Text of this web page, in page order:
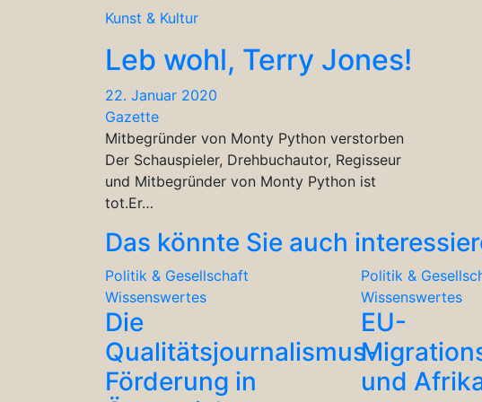
Kunst & Kultur
Leb wohl, Terry Jones!
22. Januar 2020
Gazette
Mitbegründer von Monty Python verstorben
Der Schauspieler, Drehbuchautor, Regisseur
und Mitbegründer von Monty Python ist
tot.Er…
Das könnte Sie auch
Politik & Gesellschaft
Wissenswertes
Die
Qualitätsjournalismus-
Förderung in
Politik &
Wissenswertes
EU-
und